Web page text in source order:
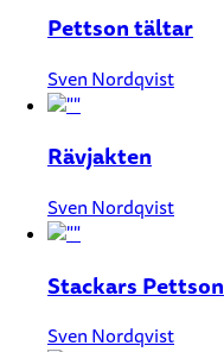
Pettson tältar
Sven Nordqvist
Rävjakten
Sven Nordqvist
Stackars Pettson
Sven Nordqvist